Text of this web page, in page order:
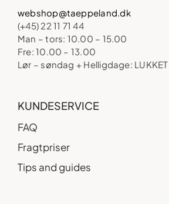
webshop@taeppeland.dk
(+45) 22 11 71 44
Man – tors: 10.00 – 15.00
Fre: 10.00 – 13.00
Lør – søndag + Helligdage: LUKKET
KUNDESERVICE
FAQ
Fragtpriser
Tips and guides